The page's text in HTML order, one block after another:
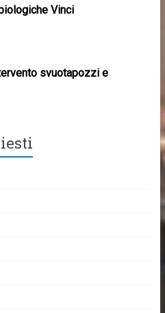
Vinci
svuotapozzi e